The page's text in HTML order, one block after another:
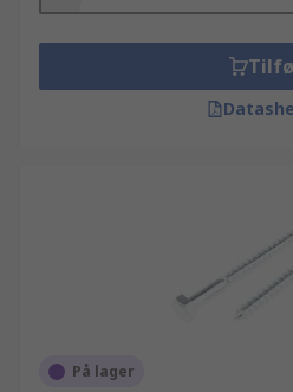
På lager